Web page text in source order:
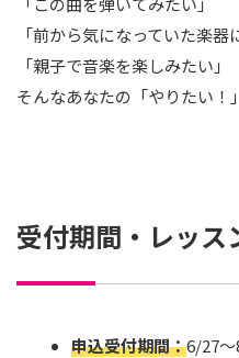
「前から気になっていた楽器
「親子で音楽を楽しみたい」
そんなあなたの「やりたい
受付期間・レッス
申込受付期間：6/27